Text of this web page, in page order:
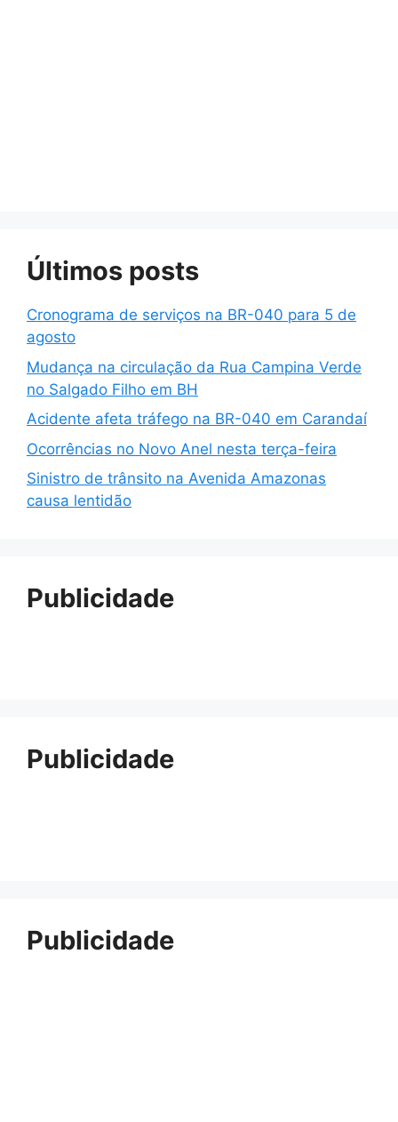
Últimos posts
Cronograma de serviços na BR-040 para 5 de
agosto
Mudança na circulação da Rua Campina Verde
no Salgado Filho em BH
Acidente afeta tráfego na BR-040 em Carandaí
Ocorrências no Novo Anel nesta terça-feira
Sinistro de trânsito na Avenida Amazonas
causa lentidão
Publicidade
Publicidade
Publicidade